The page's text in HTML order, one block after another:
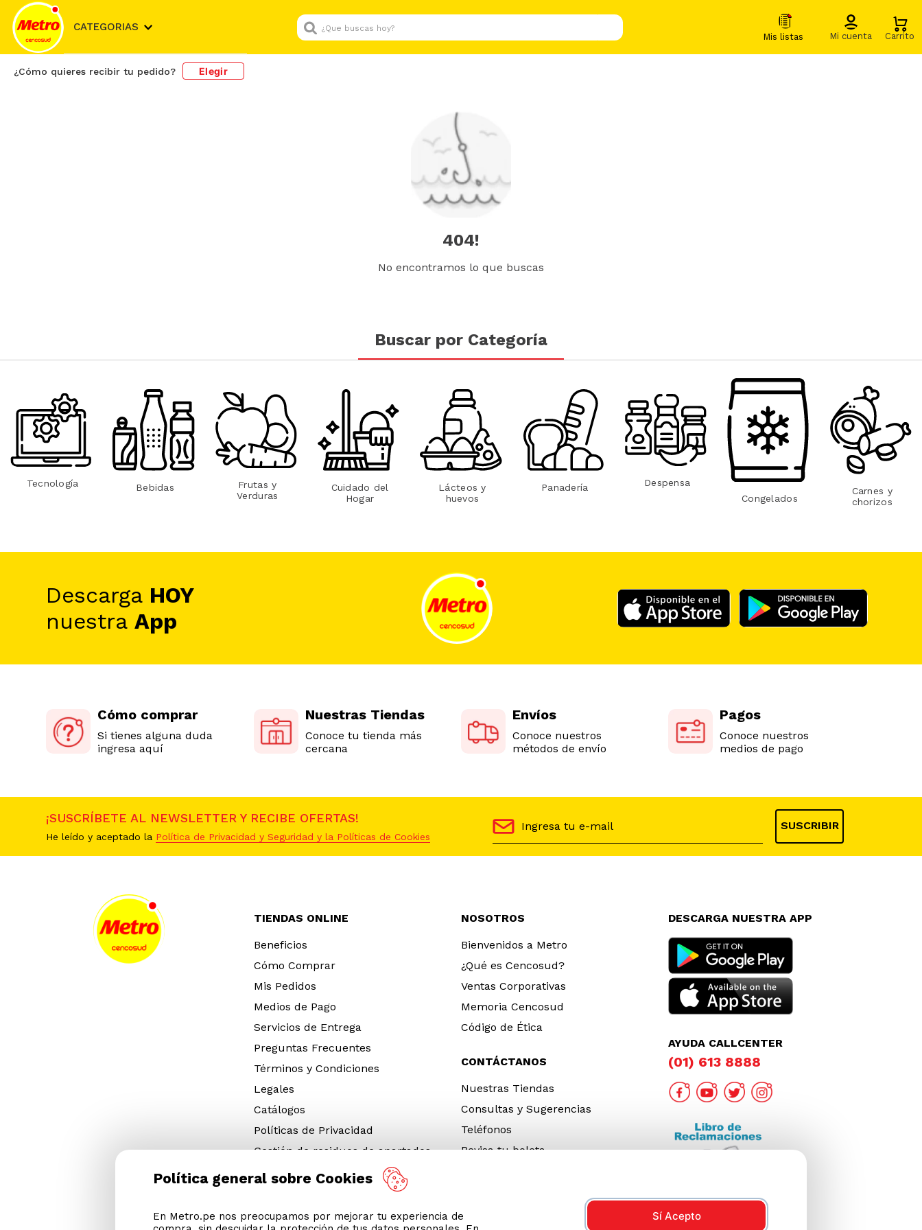
CATEGORIAS
¿Que buscas hoy?
¿Cómo quieres recibir tu pedido? Elegir
404!
No encontramos lo que buscas
Buscar por Categoría
Tecnología Bebidas
Frutas y
Verduras
Cuidado del
Hogar
Lácteos y
huevos
Panadería
Despensa
Congelados
Carnes y
chorizos
Descarga HOY
nuestraApp
Cómo comprar
Si tienes alguna duda
ingresa aquí
Nuestras Tiendas
Conoce tu tienda más
cercana
Envíos
Conoce nuestros
métodos de envío
Pagos
Conoce nuestros
medios de pago
¡SUSCRÍBETE AL NEWSLETTER Y RECIBE OFERTAS!
He leído y aceptado la Política de Privacidad y Seguridad y la Políticas de Cookies
SUSCRIBIR
TIENDAS ONLINE
Beneficios
Cómo Comprar
Mis Pedidos
Medios de Pago
Servicios de Entrega
Preguntas Frecuentes
Términos y Condiciones
Legales
Catálogos
Políticas de Privacidad
Gestión de residuos de apartados
Gestión de Neumáticos Fuera de Uso
Descargar App
NOSOTROS
Bienvenidos a Metro
¿Qué es Cencosud?
Ventas Corporativas
Memoria Cencosud
Código de Ética
CONTÁCTANOS
Nuestras Tiendas
Consultas y Sugerencias
Teléfonos
Revisa tu boleta
DESCARGA NUESTRA APP
AYUDA CALLCENTER
(01) 613 8888
Política general sobre Cookies
En Metro.pe nos preocupamos por mejorar tu experiencia de
Sí Acepto